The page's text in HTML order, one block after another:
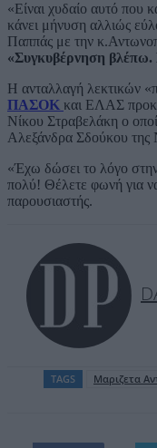
«Είναι χυδαίο αυτό που
κάνει μήνυση αλλιώς
Παππάς με την
«Συγκυβέρνηση βλέπω.
Η ανταλλαγή λεκτικών
ΠΑΣΟΚ και ΕΛΑΣ
Νίκου Στραβελάκη ο
Αλεξάνδρα Σδούκου της
«Έχω δώσει το λόγο
πολύ! Θέλετε φωνή για
παρουσιαστής.
TAGS Μαριζετα